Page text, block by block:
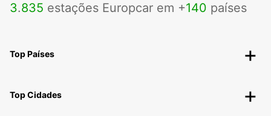
3.835 estações Europcar em +140 países
Top Países
Top Cidades